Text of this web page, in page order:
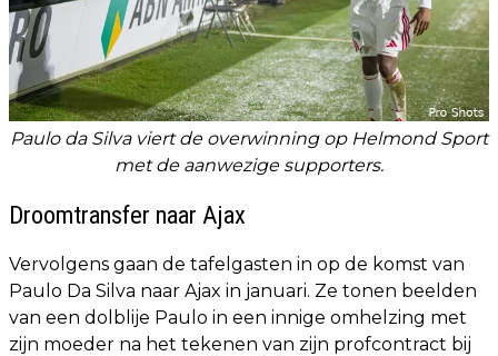
Paulo da Silva viert de overwinning op Helmond Sport
met de aanwezige supporters.
Droomtransfer naar Ajax
Vervolgens gaan de tafelgasten in op de komst van
Paulo Da Silva naar Ajax in januari. Ze tonen beelden
van een dolblije Paulo in een innige omhelzing met
zijn moeder na het tekenen van zijn profcontract bij